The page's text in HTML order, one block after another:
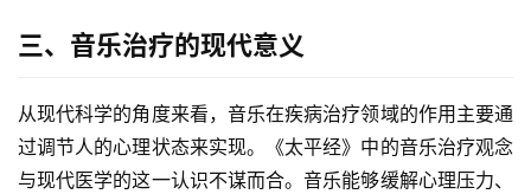
三、音乐治疗的现代意义
从现代科学的角度来看，音乐在疾病治疗领域的作用主要通
过调节人的心理状态来实现。《太平经》中的音乐治疗观念
与现代医学的这一认识不谋而合。音乐能够缓解心理压力、